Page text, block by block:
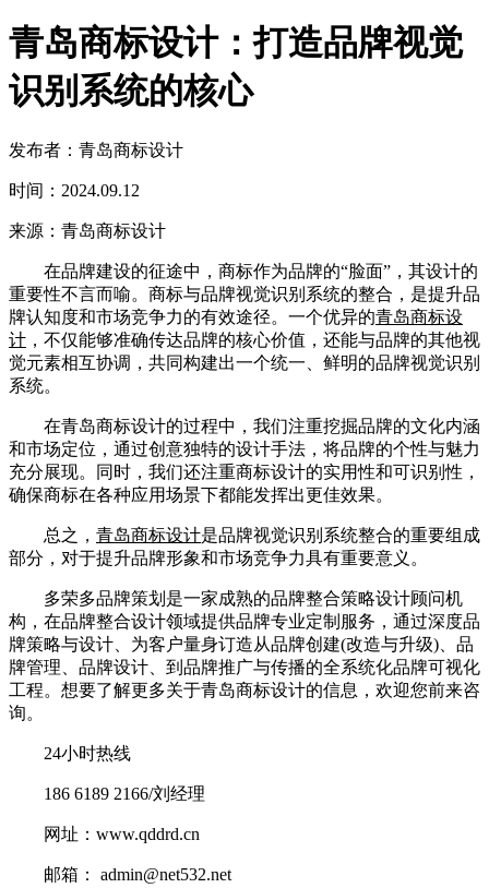
青岛商标设计：打造品牌视觉
识别系统的核心
发布者：青岛商标设计
时间：2024.09.12
来源：青岛商标设计
在品牌建设的征途中，商标作为品牌的“脸面”，其设计的
重要性不言而喻。商标与品牌视觉识别系统的整合，是提升品
牌认知度和市场竞争力的有效途径。一个优异的青岛商标设
计 ，不仅能够准确传达品牌的核心价值，还能与品牌的其他视
觉元素相互协调，共同构建出一个统一、鲜明的品牌视觉识别
系统。
在青岛商标设计的过程中，我们注重挖掘品牌的文化内涵
和市场定位，通过创意独特的设计手法，将品牌的个性与魅力
充分展现。同时，我们还注重商标设计的实用性和可识别性，
确保商标在各种应用场景下都能发挥出更佳效果。
总之， 青岛商标设计是品牌视觉识别系统整合的重要组成
部分，对于提升品牌形象和市场竞争力具有重要意义。
多荣多品牌策划是一家成熟的品牌整合策略设计顾问机
构，在品牌整合设计领域提供品牌专业定制服务，通过深度品
牌策略与设计、为客户量身订造从品牌创建(改造与升级)、品
牌管理、品牌设计、到品牌推广与传播的全系统化品牌可视化
工程。想要了解更多关于青岛商标设计的信息，欢迎您前来咨
询。
24小时热线
186 6189 2166/刘经理
网址：www.qddrd.cn
邮箱： admin@net532.net